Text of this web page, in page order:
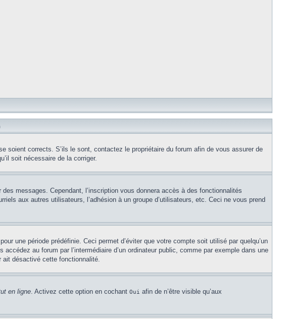
soient corrects. S’ils le sont, contactez le propriétaire du forum afin de vous assurer de
soit nécessaire de la corriger.
messages. Cependant, l’inscription vous donnera accès à des fonctionnalités
aux autres utilisateurs, l’adhésion à un groupe d’utilisateurs, etc. Ceci ne vous prend
une période prédéfinie. Ceci permet d’éviter que votre compte soit utilisé par quelqu’un
au forum par l’intermédiaire d’un ordinateur public, comme par exemple dans une
ait désactivé cette fonctionnalité.
en ligne. Activez cette option en cochant Oui afin de n’être visible qu’aux